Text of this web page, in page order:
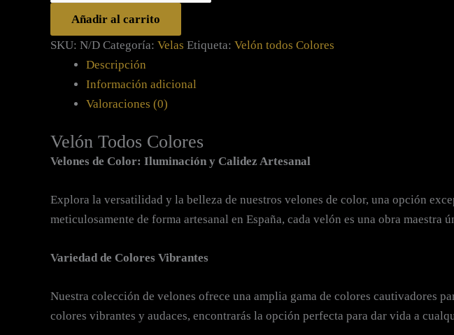
Añadir al carrito
SKU: N/D Categoría: Velas Etiqueta: Velón todos Colores
Descripción
Información adicional
Valoraciones (0)
Velón Todos Colores
Velones de Color: Iluminación y Calidez Artesanal
Explora la versatilidad y la belleza de nuestros velones de color, una opción
meticulosamente de forma artesanal en España, cada velón es una obra
Variedad de Colores Vibrantes
Nuestra colección de velones ofrece una amplia gama de colores cautivadores
colores vibrantes y audaces, encontrarás la opción perfecta para dar vida a